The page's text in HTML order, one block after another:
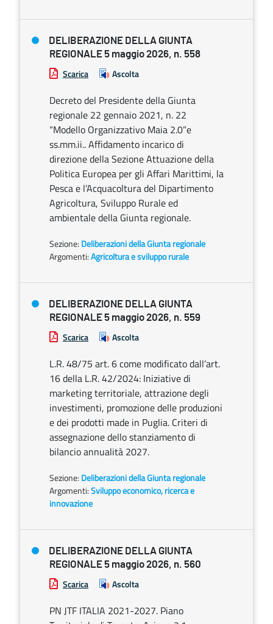
DELIBERAZIONE DELLA GIUNTA
REGIONALE 5 maggio 2026, n. 558
Scarica Ascolta
Decreto del Presidente della Giunta
regionale 22 gennaio 2021, n. 22
“Modello Organizzativo Maia 2.0”e
ss.mm.ii.. Affidamento incarico di
direzione della Sezione Attuazione della
Politica Europea per gli Affari Marittimi, la
Pesca e l’Acquacoltura del Dipartimento
Agricoltura, Sviluppo Rurale ed
ambientale della Giunta regionale.
Sezione: Deliberazioni della Giunta regionale
Argomenti:Agricoltura e sviluppo rurale
DELIBERAZIONE DELLA GIUNTA
REGIONALE 5 maggio 2026, n. 559
Scarica Ascolta
L.R. 48/75 art. 6 come modificato dall’art.
16 della L.R. 42/2024: Iniziative di
marketing territoriale, attrazione degli
investimenti, promozione delle produzioni
e dei prodotti made in Puglia. Criteri di
assegnazione dello stanziamento di
bilancio annualità 2027.
Sezione: Deliberazioni della Giunta regionale
Argomenti:Sviluppo economico, ricerca e
innovazione
DELIBERAZIONE DELLA GIUNTA
REGIONALE 5 maggio 2026, n. 560
Scarica Ascolta
PN JTF ITALIA 2021-2027. Piano